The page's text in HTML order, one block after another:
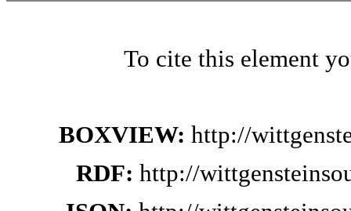
To cite this element
BOXVIEW: http://
RDF: http://